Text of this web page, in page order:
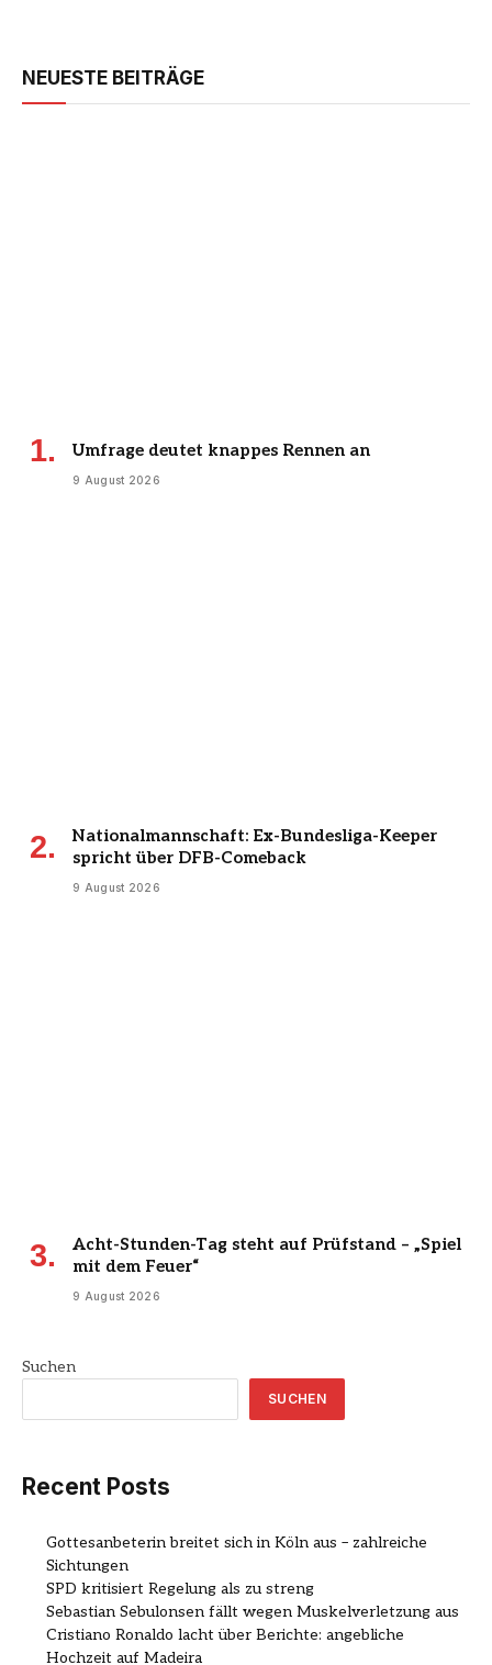
NEUESTE BEITRÄGE
Umfrage deutet knappes Rennen an
9 August 2026
Nationalmannschaft: Ex-Bundesliga-Keeper
spricht über DFB-Comeback
9 August 2026
Acht-Stunden-Tag steht auf Prüfstand – „Spiel
mit dem Feuer“
9 August 2026
Suchen
SUCHEN
Recent Posts
Gottesanbeterin breitet sich in Köln aus – zahlreiche
Sichtungen
SPD kritisiert Regelung als zu streng
Sebastian Sebulonsen fällt wegen Muskelverletzung aus
Cristiano Ronaldo lacht über Berichte: angebliche
Hochzeit auf Madeira